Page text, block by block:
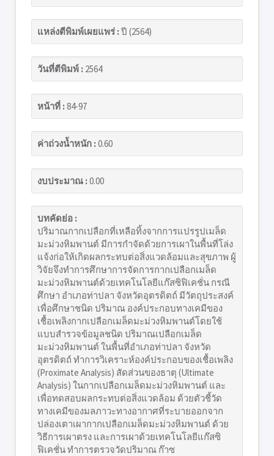
แหล่งตีพิมพ์เผยแพร่ :ปี (2564)
วันที่ตีพิมพ์ : 2564
หน้าที่ :84-97
ค่าถ่วงน้ำหนัก :0.60
งบประมาณ :0.00
บทคัดย่อ :
ปริมาณกากเปลือกที่เหลือทิ้งจากการแปรรูปเมล็ด
มะม่วงหิมพานต์ มีการกำจัดด้วยการเผาในพื้นที่โล่ง
แจ้งก่อให้เกิดผลกระทบต่อสิ่งแวดล้อมและสุขภาพ ผู้
วิจัยจึงทำการศึกษาการจัดการกากเปลือกเมล็ด
มะม่วงหิมพานต์ด้วยเทคโนโลยีแก๊สซิฟิเคชั่น กรณี
ศึกษา อำเภอท่าปลา จังหวัดอุตรดิตถ์ มีวัตถุประสงค์
เพื่อศึกษาชนิด ปริมาณ องค์ประกอบทางเคมีของ
เชื้อเพลิงกากเปลือกเมล็ดมะม่วงหิมพานต์โดยใช้
แบบสำรวจข้อมูลชนิด ปริมาณเปลือกเมล็ด
มะม่วงหิมพานต์ ในพื้นที่อำเภอท่าปลา จังหวัด
อุตรดิตถ์ ทำการวิเคราะห์องค์ประกอบของเชื้อเพลิง
(Proximate Analysis) สัดส่วนของธาตุ (Ultimate
Analysis) ในกากเปลือกเมล็ดมะม่วงหิมพานต์ และ
เพื่อทดสอบผลกระทบต่อสิ่งแวดล้อม ด้วยตัวชี้วัด
ทางเคมีของมลภาวะทางอากาศที่ระบายออกจาก
ปล่องเตาเผากากเปลือกเมล็ดมะม่วงหิมพานต์ ด้วย
วิธีการเผาตรง และการเผาด้วยเทคโนโลยีแก๊สซิ
ฟิเคชั่น ทำการตรวจวัดปริมาณ ก๊าซ